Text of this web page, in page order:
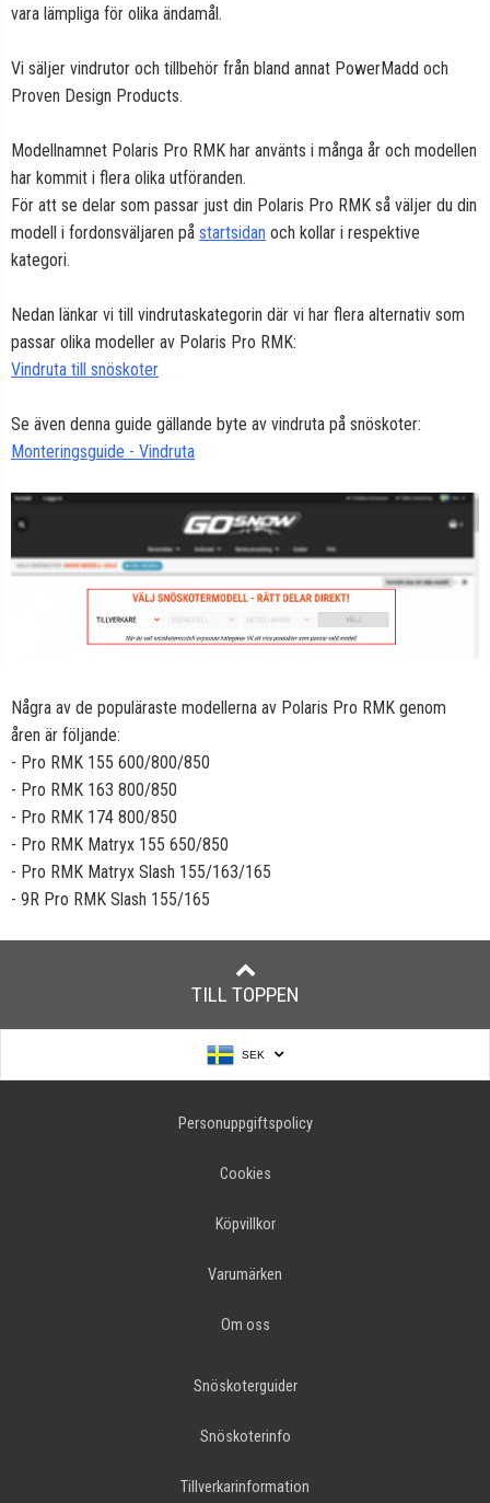
vara lämpliga för olika ändamål.
Vi säljer vindrutor och tillbehör från bland annat PowerMadd och
Proven Design Products.
Modellnamnet Polaris Pro RMK har använts i många år och modellen
har kommit i flera olika utföranden.
För att se delar som passar just din Polaris Pro RMK så väljer du din
modell i fordonsväljaren på startsidan och kollar i respektive
kategori.
Nedan länkar vi till vindrutaskategorin där vi har flera alternativ som
passar olika modeller av Polaris Pro RMK:
Vindruta till snöskoter
Se även denna guide gällande byte av vindruta på snöskoter:
Monteringsguide - Vindruta
Några av de populäraste modellerna av Polaris Pro RMK genom
åren är följande:
- Pro RMK 155 600/800/850
- Pro RMK 163 800/850
- Pro RMK 174 800/850
- Pro RMK Matryx 155 650/850
- Pro RMK Matryx Slash 155/163/165
- 9R Pro RMK Slash 155/165
TILL TOPPEN
SEK
Personuppgiftspolicy
Cookies
Köpvillkor
Varumärken
Om oss
Snöskoterguider
Snöskoterinfo
Tillverkarinformation